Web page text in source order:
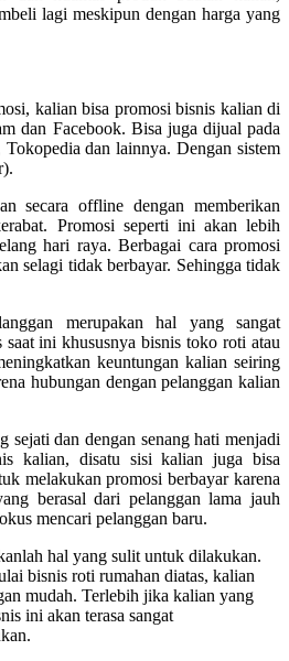
lagi meskipun dengan harga yang
kalian bisa promosi bisnis kalian di
dan Facebook. Bisa juga dijual pada
Tokopedia dan lainnya. Dengan sistem
secara offline dengan memberikan
Promosi seperti ini akan lebih
hari raya. Berbagai cara promosi
selagi tidak berbayar. Sehingga tidak
merupakan hal yang sangat
saat ini khususnya bisnis toko roti atau
keuntungan kalian seiring
hubungan dengan pelanggan kalian
sejati dan dengan senang hati menjadi
kalian, disatu sisi kalian juga bisa
melakukan promosi berbayar karena
berasal dari pelanggan lama jauh
mencari pelanggan baru.
hal yang sulit untuk dilakukan.
bisnis roti rumahan diatas, kalian
mudah. Terlebih jika kalian yang
ini akan terasa sangat